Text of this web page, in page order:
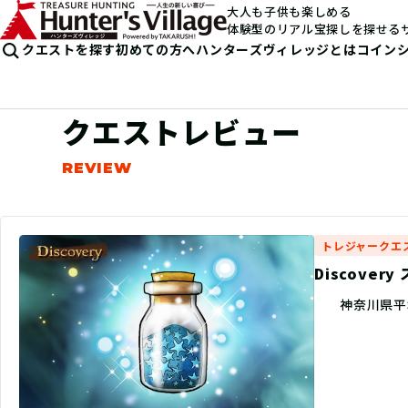
大人も子供も楽しめる
体験型のリアル宝探しを探せる
クエストを探す初めての方へハンターズヴィレッジとはコイン
クエストレビュー
トレジャークエ
Discovery
神奈川県